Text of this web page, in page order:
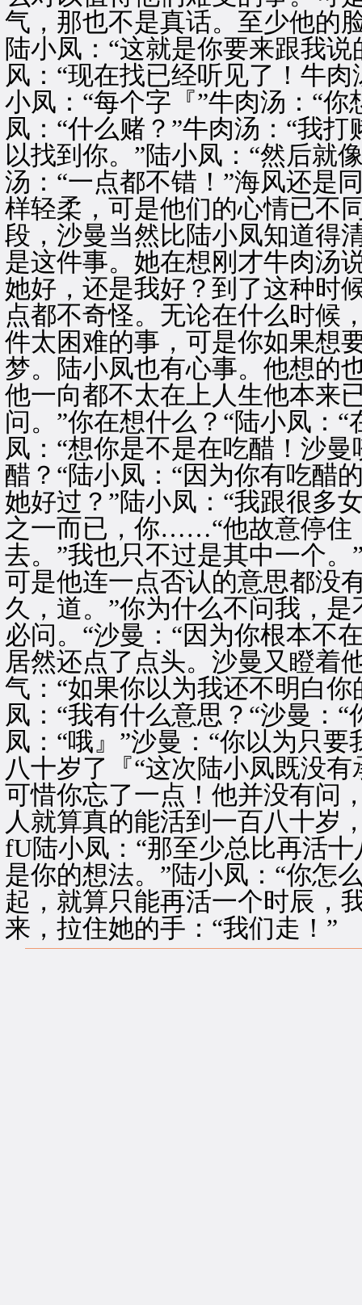
气，那也不是真话。至少他的
陆小凤：“这就是你要来跟我
风：“现在找已经听见了！牛
小凤：“每个字『”牛肉汤：“
凤：“什么赌？”牛肉汤：“我
以找到你。”陆小凤：“然后就
汤：“一点都不错！”海风还是
样轻柔，可是他们的心情已不
段，沙曼当然比陆小凤知道得
是这件事。她在想刚才牛肉汤
她好，还是我好？到了这种时
点都不奇怪。无论在什么时候
件太困难的事，可是你如果想
梦。陆小凤也有心事。他想的
他一向都不太在上人生他本来
问。”你在想什么？“陆小凤：
凤：“想你是不是在吃醋！沙
醋？“陆小凤：“因为你有吃醋
她好过？”陆小凤：“我跟很多
之一而已，你……“他故意停住
去。”我也只不过是其中一个
可是他连一点否认的意思都没
久，道。”你为什么不问我，
必问。“沙曼：“因为你根本不
居然还点了点头。沙曼又瞪着
气：“如果你以为我还不明白
凤：“我有什么意思？“沙曼：
凤：“哦』”沙曼：“你以为只
八十岁了『“这次陆小凤既没
可惜你忘了一点！他并没有问
人就算真的能活到一百八十岁
fU陆小凤：“那至少总比再活
是你的想法。”陆小凤：“你怎
起，就算只能再活一个时辰，
来，拉住她的手：“我们走！”